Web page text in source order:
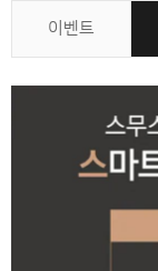
이벤트